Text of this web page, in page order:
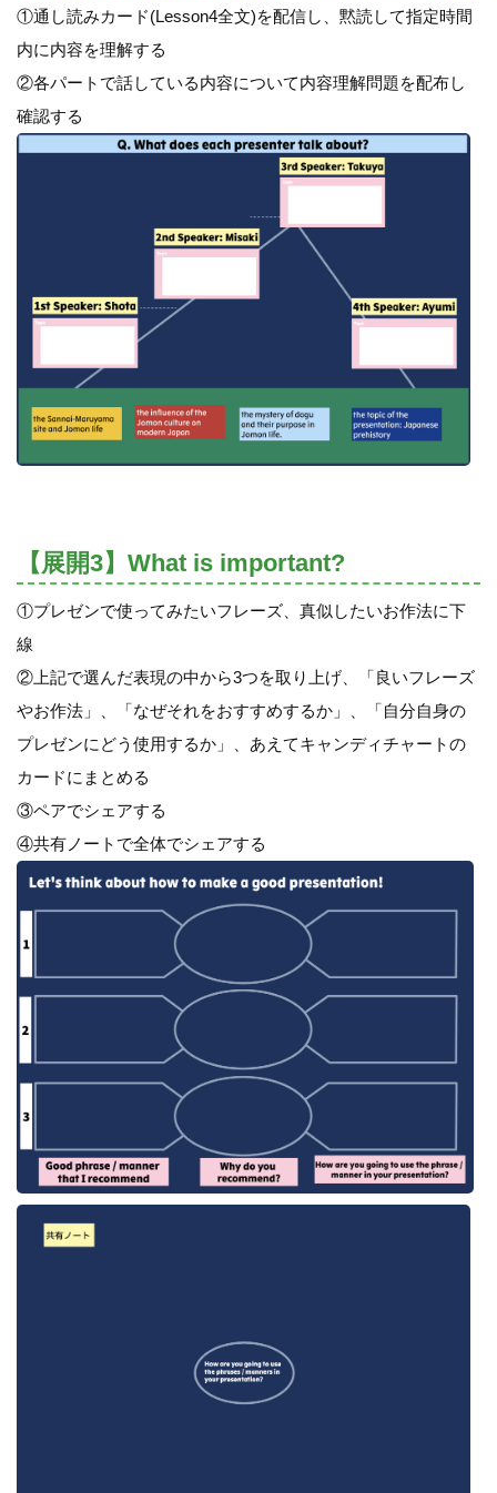
①通し読みカード(Lesson4全文)を配信し、黙読して指定時間
内に内容を理解する
②各パートで話している内容について内容理解問題を配布し
確認する
【展開3】What is important?
①プレゼンで使ってみたいフレーズ、真似したいお作法に下
線
②上記で選んだ表現の中から3つを取り上げ、「良いフレーズ
やお作法」、「なぜそれをおすすめするか」、「自分自身の
プレゼンにどう使用するか」、あえてキャンディチャートの
カードにまとめる
③ペアでシェアする
④共有ノートで全体でシェアする